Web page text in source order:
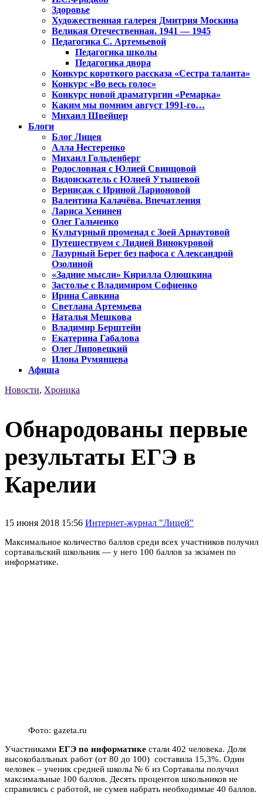
Здоровье
Художественная галерея Дмитрия Москина
Великая Отечественная. 1941 — 1945
Педагогика С. Артемьевой
Педагогика школы
Педагогика двора
Конкурс короткого рассказа «Сестра таланта»
Конкурс «Во весь голос»
Конкурс новой драматургии «Ремарка»
Каким мы помним август 1991-го…
Михаил Швейцер
Блоги
Блог Лицея
Алла Нестеренко
Михаил Гольденберг
Родословная с Юлией Свинцовой
Видоискатель с Юлией Утышевой
Вернисаж с Ириной Ларионовой
Валентина Калачёва. Впечатления
Лариса Хенинен
Олег Гальченко
Культурный променад с Зоей Арнаутовой
Путешествуем с Лидией Винокуровой
Лазурный Берег без пафоса с Александрой
Озолиной
«Задние мысли» Кирилла Олюшкина
Застолье с Владимиром Софиенко
Ирина Савкина
Светлана Артемьева
Наталья Мешкова
Владимир Берштейн
Екатерина Габалова
Олег Липовецкий
Илона Румянцева
Афиша
Новости, Хроника
Обнародованы первые
результаты ЕГЭ в
Карелии
15 июня 2018 15:56 Интернет-журнал "Лицей"
Максимальное количество баллов среди всех участников получил
сортавальский школьник — у него 100 баллов за экзамен по
информатике.
Фото: gazeta.ru
Участниками ЕГЭ по информатике стали 402 человека. Доля
высокобалльных работ (от 80 до 100) составила 15,3%. Один
человек – ученик средней школы № 6 из Сортавалы получил
максимальные 100 баллов. Десять процентов школьников не
справились с работой, не сумев набрать необходимые 40 баллов.